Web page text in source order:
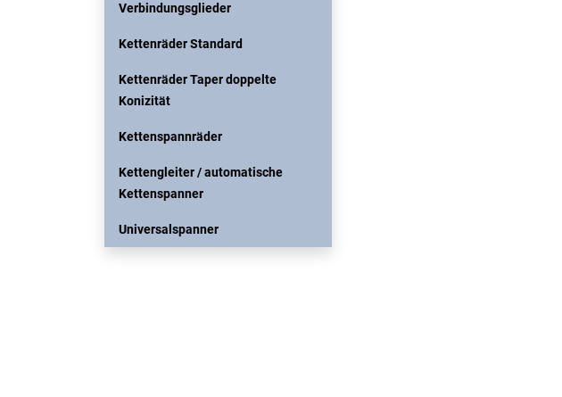
Verbindungsglieder
Kettenräder Standard
Kettenräder Taper doppelte
Konizität
Kettenspannräder
Kettengleiter / automatische
Kettenspanner
Universalspanner